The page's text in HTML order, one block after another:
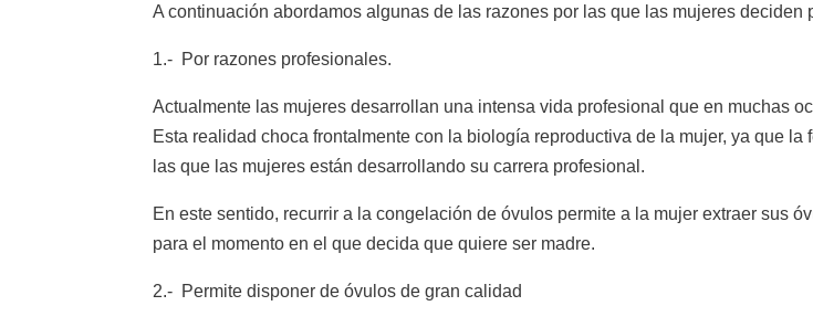
A continuación abordamos algunas de las razones por las que las mujeres
1.- Por razones profesionales.
Actualmente las mujeres desarrollan una intensa vida profesional que en muchas
Esta realidad choca frontalmente con la biología reproductiva de la mujer, ya que
las que las mujeres están desarrollando su carrera profesional.
En este sentido, recurrir a la congelación de óvulos permite a la mujer extraer sus
para el momento en el que decida que quiere ser madre.
2.- Permite disponer de óvulos de gran calidad